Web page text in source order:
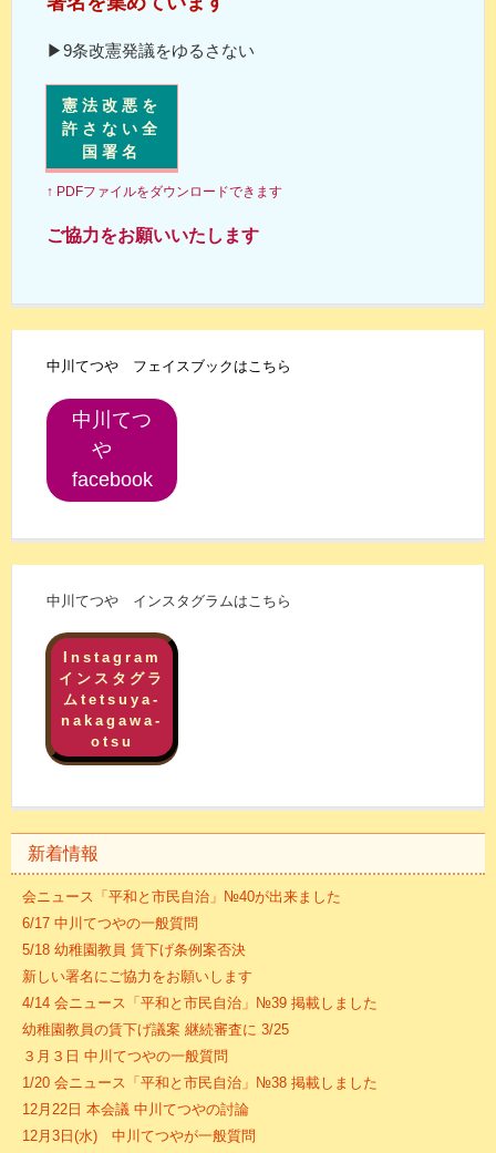
▶9条改憲発議をゆるさない
憲法改悪を
許さない全
国署名
↑ PDFファイルをダウンロードできます
ご協力をお願いいたします
中川てつや フェイスブックはこちら
中川てつ
や
facebook
中川てつや インスタグラムはこちら
Instagram
インスタグラ
ムtetsuya-
nakagawa-
otsu
新着情報
会ニュース「平和と市民自治」№40が出来ました
6/17 中川てつやの一般質問
5/18 幼稚園教員 賃下げ条例案否決
新しい署名にご協力をお願いします
4/14 会ニュース「平和と市民自治」№39 掲載しました
幼稚園教員の賃下げ議案 継続審査に 3/25
３月３日 中川てつやの一般質問
1/20 会ニュース「平和と市民自治」№38 掲載しました
12月22日 本会議 中川てつやの討論
12月3日(水) 中川てつやが一般質問